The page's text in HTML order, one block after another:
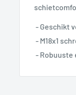
- Geschikt
- M18x1
- Robuuste